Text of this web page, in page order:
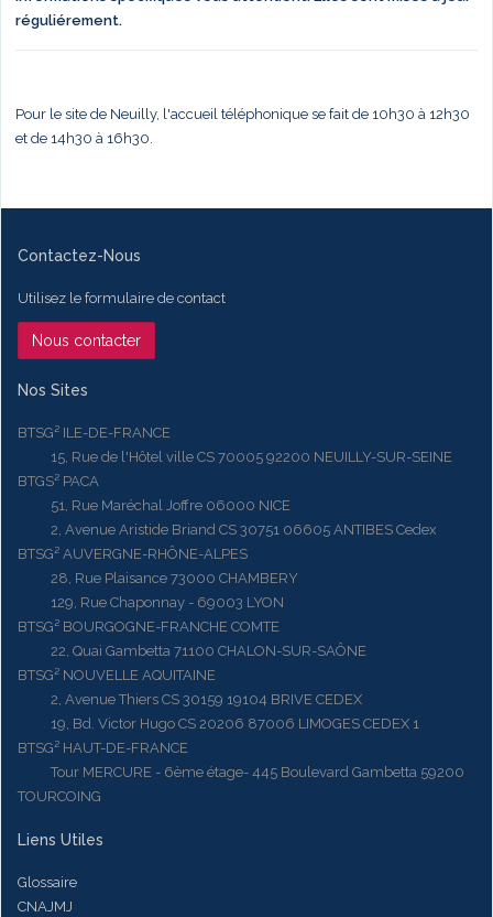
réguliérement.
Pour le site de Neuilly, l'accueil téléphonique se fait de 10h30 à 12h30
et de 14h30 à 16h30.
Contactez-Nous
Utilisez le formulaire de contact
Nous contacter
Nos Sites
BTSG² ILE-DE-FRANCE
15, Rue de l'Hôtel ville CS 70005 92200 NEUILLY-SUR-SEINE
BTGS² PACA
51, Rue Maréchal Joffre 06000 NICE
2, Avenue Aristide Briand CS 30751 06605 ANTIBES Cedex
BTSG² AUVERGNE-RHÔNE-ALPES
28, Rue Plaisance 73000 CHAMBERY
129, Rue Chaponnay - 69003 LYON
BTSG² BOURGOGNE-FRANCHE COMTE
22, Quai Gambetta 71100 CHALON-SUR-SAÔNE
BTSG² NOUVELLE AQUITAINE
2, Avenue Thiers CS 30159 19104 BRIVE CEDEX
19, Bd. Victor Hugo CS 20206 87006 LIMOGES CEDEX 1
BTSG² HAUT-DE-FRANCE
Tour MERCURE - 6ème étage- 445 Boulevard Gambetta 59200
TOURCOING
Liens Utiles
Glossaire
CNAJMJ